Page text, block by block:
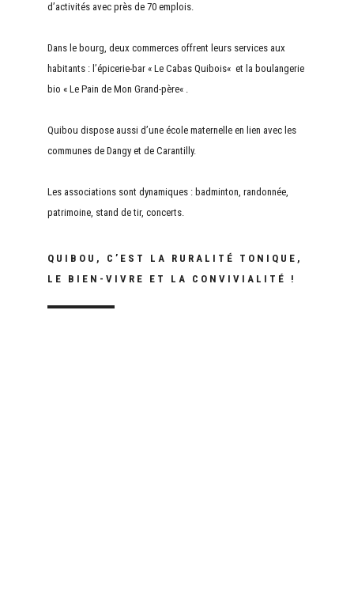
d’activités avec près de 70 emplois.
Dans le bourg, deux commerces offrent leurs services aux
habitants : l’épicerie-bar « Le Cabas Quibois« et la boulangerie
bio « Le Pain de Mon Grand-père« .
Quibou dispose aussi d’une école maternelle en lien avec les
communes de Dangy et de Carantilly.
Les associations sont dynamiques : badminton, randonnée,
patrimoine, stand de tir, concerts.
QUIBOU, C’EST LA RURALITÉ TONIQUE,
LE BIEN-VIVRE ET LA CONVIVIALITÉ !